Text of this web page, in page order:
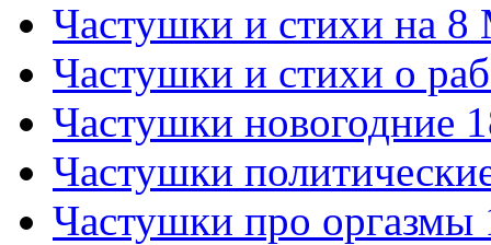
Частушки и стихи на 8
Частушки и стихи о
Частушки новогодние
Частушки
Частушки про оргазмы